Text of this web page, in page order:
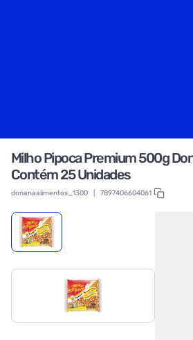
Milho Pipoca Premium 500g
Contém 25 Unidades
donanaalimentos_1300 7897406604061